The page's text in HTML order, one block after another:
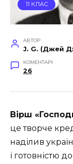
11 КЛАС
АВТОР
J. G. (Джей
КОМЕНТАРІ
26
Вірш
це творче
наділив
і готовністю